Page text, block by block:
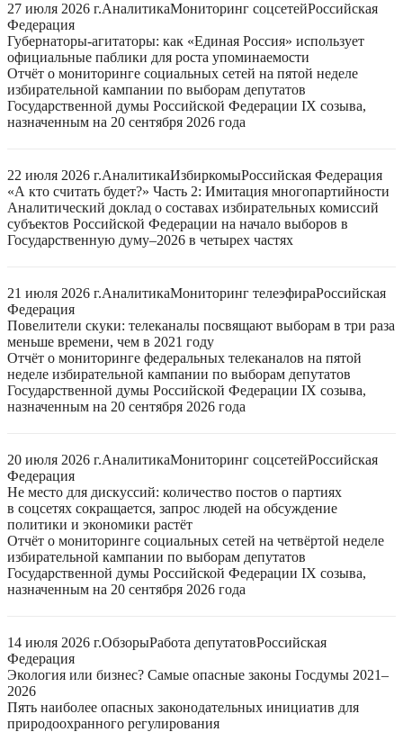
27 июля 2026 г.АналитикаМониторинг соцсетейРоссийская
Федерация
Губернаторы-агитаторы: как «Единая Россия» использует
официальные паблики для роста упоминаемости
Отчёт о мониторинге социальных сетей на пятой неделе
избирательной кампании по выборам депутатов
Государственной думы Российской Федерации IX созыва,
назначенным на 20 сентября 2026 года
22 июля 2026 г.АналитикаИзбиркомыРоссийская Федерация
«А кто считать будет?» Часть 2: Имитация многопартийности
Аналитический доклад о составах избирательных комиссий
субъектов Российской Федерации на начало выборов в
Государственную думу–2026 в четырех частях
21 июля 2026 г.АналитикаМониторинг телеэфираРоссийская
Федерация
Повелители скуки: телеканалы посвящают выборам в три раза
меньше времени, чем в 2021 году
Отчёт о мониторинге федеральных телеканалов на пятой
неделе избирательной кампании по выборам депутатов
Государственной думы Российской Федерации IX созыва,
назначенным на 20 сентября 2026 года
20 июля 2026 г.АналитикаМониторинг соцсетейРоссийская
Федерация
Не место для дискуссий: количество постов о партиях
в соцсетях сокращается, запрос людей на обсуждение
политики и экономики растёт
Отчёт о мониторинге социальных сетей на четвёртой неделе
избирательной кампании по выборам депутатов
Государственной думы Российской Федерации IX созыва,
назначенным на 20 сентября 2026 года
14 июля 2026 г.ОбзорыРабота депутатовРоссийская
Федерация
Экология или бизнес? Самые опасные законы Госдумы 2021–
2026
Пять наиболее опасных законодательных инициатив для
природоохранного регулирования